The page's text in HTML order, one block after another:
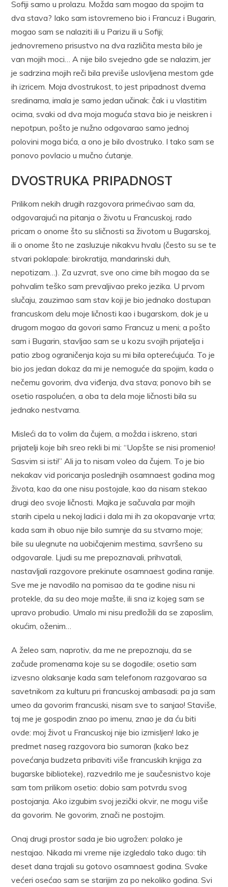
Sofiji samo u prolazu. Možda sam mogao da spojim ta
dva stava? Iako sam istovremeno bio i Francuz i Bugarin,
mogao sam se nalaziti ili u Parizu ili u Sofiji;
jednovremeno prisustvo na dva različita mesta bilo je
van mojih moci… A nije bilo svejedno gde se nalazim, jer
je sadrzina mojih reči bila previše uslovljena mestom gde
ih izricem. Moja dvostrukost, to jest pripadnost dvema
sredinama, imala je samo jedan učinak: čak i u vlastitim
ocima, svaki od dva moja moguća stava bio je neiskren i
nepotpun, pošto je nužno odgovarao samo jednoj
polovini moga bića, a ono je bilo dvostruko. I tako sam se
ponovo povlacio u mučno ćutanje.
DVOSTRUKA PRIPADNOST
Prilikom nekih drugih razgovora primećivao sam da,
odgovarajući na pitanja o životu u Francuskoj, rado
pricam o onome što su sličnosti sa životom u Bugarskoj,
ili o onome što ne zasluzuje nikakvu hvalu (često su se te
stvari poklapale: birokratija, mandarinski duh,
nepotizam…). Za uzvrat, sve ono cime bih mogao da se
pohvalim teško sam prevaljivao preko jezika. U prvom
slučaju, zauzimao sam stav koji je bio jednako dostupan
francuskom delu moje ličnosti kao i bugarskom, dok je u
drugom mogao da govori samo Francuz u meni; a pošto
sam i Bugarin, stavljao sam se u kozu svojih prijatelja i
patio zbog ograničenja koja su mi bila opterećujuća. To je
bio jos jedan dokaz da mi je nemoguće da spojim, kada o
nečemu govorim, dva viđenja, dva stava; ponovo bih se
osetio raspolućen, a oba ta dela moje ličnosti bila su
jednako nestvarna.
Misleći da to volim da čujem, a možda i iskreno, stari
prijatelji koje bih sreo rekli bi mi: “Uopšte se nisi promenio!
Sasvim si isti!” Ali ja to nisam voleo da čujem. To je bio
nekakav vid poricanja poslednjih osamnaest godina mog
života, kao da one nisu postojale, kao da nisam stekao
drugi deo svoje ličnosti. Majka je sačuvala par mojih
starih cipela u nekoj ladici i dala mi ih za okopavanje vrta;
kada sam ih obuo nije bilo sumnje da su stvarno moje;
bile su ulegnute na uobičajenim mestima, savršeno su
odgovarale. Ljudi su me prepoznavali, prihvatali,
nastavljali razgovore prekinute osamnaest godina ranije.
Sve me je navodilo na pomisao da te godine nisu ni
protekle, da su deo moje mašte, ili sna iz kojeg sam se
upravo probudio. Umalo mi nisu predložili da se zaposlim,
okućim, oženim…
A želeo sam, naprotiv, da me ne prepoznaju, da se
začude promenama koje su se dogodile; osetio sam
izvesno olaksanje kada sam telefonom razgovarao sa
savetnikom za kulturu pri francuskoj ambasadi: pa ja sam
umeo da govorim francuski, nisam sve to sanjao! Staviše,
taj me je gospodin znao po imenu, znao je da ću biti
ovde: moj život u Francuskoj nije bio izmisljen! Iako je
predmet naseg razgovora bio sumoran (kako bez
povećanja budzeta pribaviti više francuskih knjiga za
bugarske biblioteke), razvedrilo me je saučesnistvo koje
sam tom prilikom osetio: dobio sam potvrdu svog
postojanja. Ako izgubim svoj jezički okvir, ne mogu više
da govorim. Ne govorim, znači ne postojim.
Onaj drugi prostor sada je bio ugrožen: polako je
nestajao. Nikada mi vreme nije izgledalo tako dugo: tih
deset dana trajali su gotovo osamnaest godina. Svake
većeri osećao sam se starijim za po nekoliko godina. Svi